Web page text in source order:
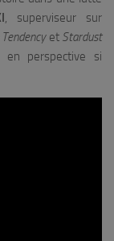
, superviseur sur
et Stardust
perspective si